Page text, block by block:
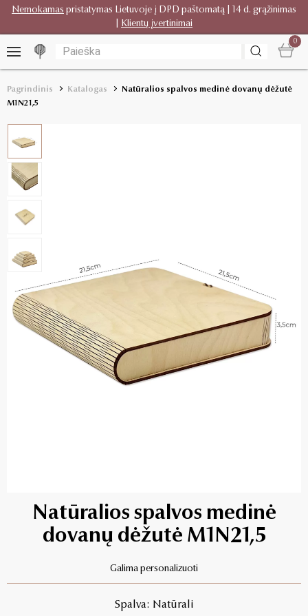
Nemokamas pristatymas Lietuvoje į DPD paštomatą | 14 d. grąžinimas
Klientų įvertinimai
0
Pagrindinis Katalogas
Natūralios spalvos medinė dovanų dėžutė
M1N21,5
Natūralios spalvos medinė
dovanų dėžutė M1N21,5
Galima personalizuoti
Spalva: Natūrali